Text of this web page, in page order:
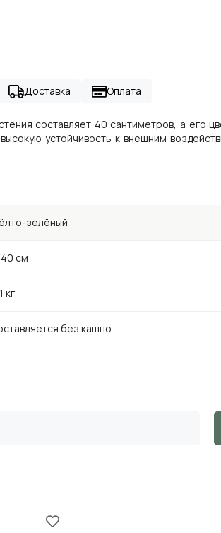
Доставка Оплата
составляет 40 сантиметров, а его
устойчивость к внешним
зелёный
см
кг
без кашпо